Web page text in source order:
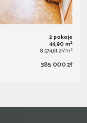
2 pokoje
44,90 m2
8 574,61 zł/m2
385 000 zł